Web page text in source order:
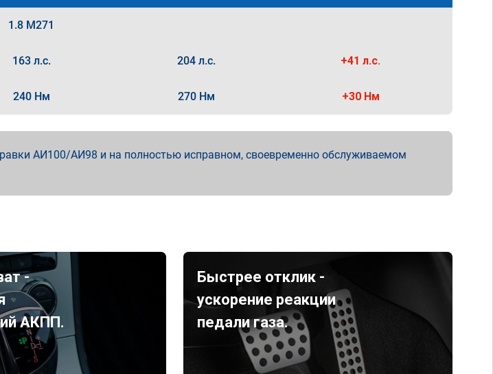
1.8 M271
163 л.с. 204 л.с. +41 л.с.
240 Нм 270 Нм +30 Нм
АИ100/АИ98 и на полностью исправном, своевременно обслуживаемом
-
АКПП.
Быстрее отклик -
ускорение реакции
педали газа.